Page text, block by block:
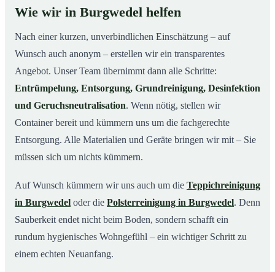
Wie wir in Burgwedel helfen
Nach einer kurzen, unverbindlichen Einschätzung – auf
Wunsch auch anonym – erstellen wir ein transparentes
Angebot. Unser Team übernimmt dann alle Schritte:
Entrümpelung, Entsorgung, Grundreinigung, Desinfektion
und Geruchsneutralisation. Wenn nötig, stellen wir
Container bereit und kümmern uns um die fachgerechte
Entsorgung. Alle Materialien und Geräte bringen wir mit – Sie
müssen sich um nichts kümmern.
Auf Wunsch kümmern wir uns auch um die Teppichreinigung
in Burgwedel oder die Polsterreinigung in Burgwedel. Denn
Sauberkeit endet nicht beim Boden, sondern schafft ein
rundum hygienisches Wohngefühl – ein wichtiger Schritt zu
einem echten Neuanfang.